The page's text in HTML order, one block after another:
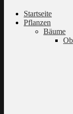
Startseite
Pflanzen
Bäume